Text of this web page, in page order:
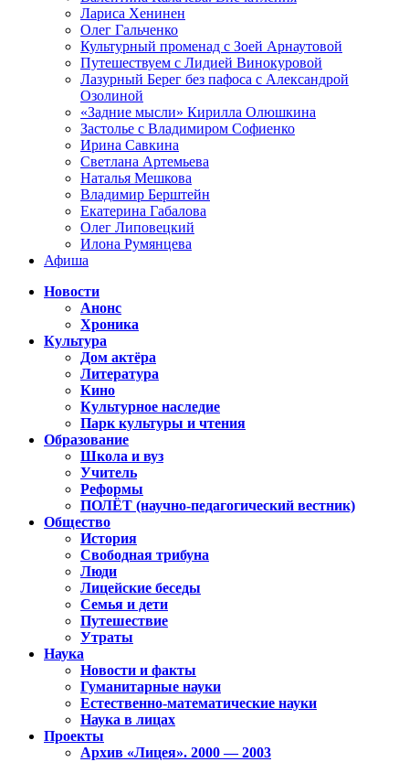
Лариса Хенинен
Олег Гальченко
Культурный променад с Зоей Арнаутовой
Путешествуем с Лидией Винокуровой
Лазурный Берег без пафоса с Александрой
Озолиной
«Задние мысли» Кирилла Олюшкина
Застолье с Владимиром Софиенко
Ирина Савкина
Светлана Артемьева
Наталья Мешкова
Владимир Берштейн
Екатерина Габалова
Олег Липовецкий
Илона Румянцева
Афиша
Новости
Анонс
Хроника
Культура
Дом актёра
Литература
Кино
Культурное наследие
Парк культуры и чтения
Образование
Школа и вуз
Учитель
Реформы
ПОЛЁТ (научно-педагогический вестник)
Общество
История
Свободная трибуна
Люди
Лицейские беседы
Семья и дети
Путешествие
Утраты
Наука
Новости и факты
Гуманитарные науки
Естественно-математические науки
Наука в лицах
Проекты
Архив «Лицея». 2000 — 2003